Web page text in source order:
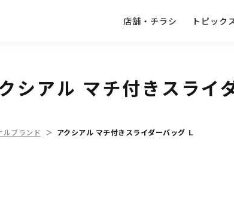
店舗・チラシ トピック
シアル マチ付きスライ
ルブランド アクシアル マチ付きスライダーバッグ Ｌ